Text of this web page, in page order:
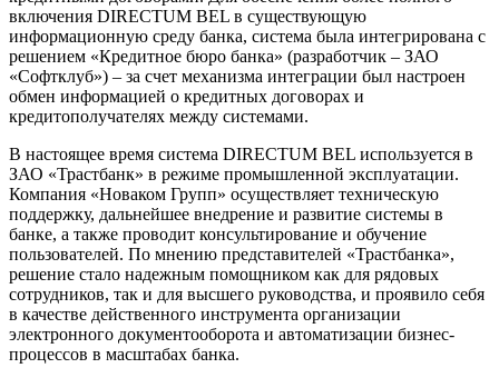
включения DIRECTUM BEL в существующую
информационную среду банка, система была интегрирована с
решением «Кредитное бюро банка» (разработчик – ЗАО
«Софтклуб») – за счет механизма интеграции был настроен
обмен информацией о кредитных договорах и
кредитополучателях между системами.
В настоящее время система DIRECTUM BEL используется в
ЗАО «Трастбанк» в режиме промышленной эксплуатации.
Компания «Новаком Групп» осуществляет техническую
поддержку, дальнейшее внедрение и развитие системы в
банке, а также проводит консультирование и обучение
пользователей. По мнению представителей «Трастбанка»,
решение стало надежным помощником как для рядовых
сотрудников, так и для высшего руководства, и проявило себя
в качестве действенного инструмента организации
электронного документооборота и автоматизации бизнес-
процессов в масштабах банка.